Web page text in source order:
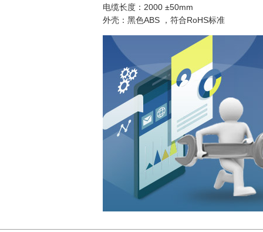
电缆长度：2000 ±50mm
外壳：黑色ABS ，符合RoHS标准